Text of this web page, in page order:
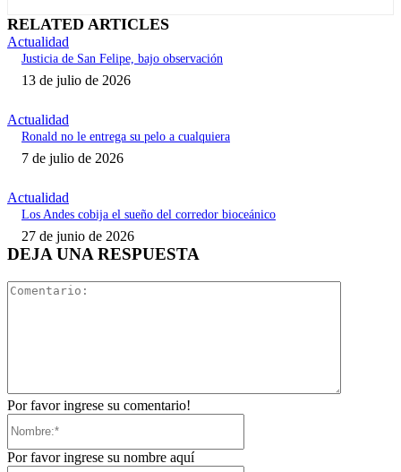
RELATED ARTICLES
Actualidad
Justicia de San Felipe, bajo observación
13 de julio de 2026
Actualidad
Ronald no le entrega su pelo a cualquiera
7 de julio de 2026
Actualidad
Los Andes cobija el sueño del corredor bioceánico
27 de junio de 2026
DEJA UNA RESPUESTA
Por favor ingrese su comentario!
Por favor ingrese su nombre aquí